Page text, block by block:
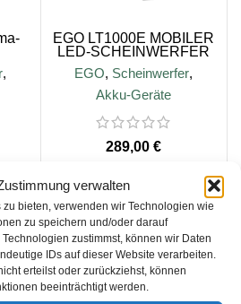
verwalten
bieten, verwenden wir Technologien wie
zu speichern und/oder darauf
zustimmst, können wir Daten
IDs auf dieser Website verarbeiten.
erteilst oder zurückziehst, können
beeinträchtigt werden.
,
EGO LT1000E MOBILER
LED-SCHEINWERFER
EGO, Scheinwerfer,
Akku-Geräte
€
IN DEN WARENKORB
inkl. 19 % MwSt.